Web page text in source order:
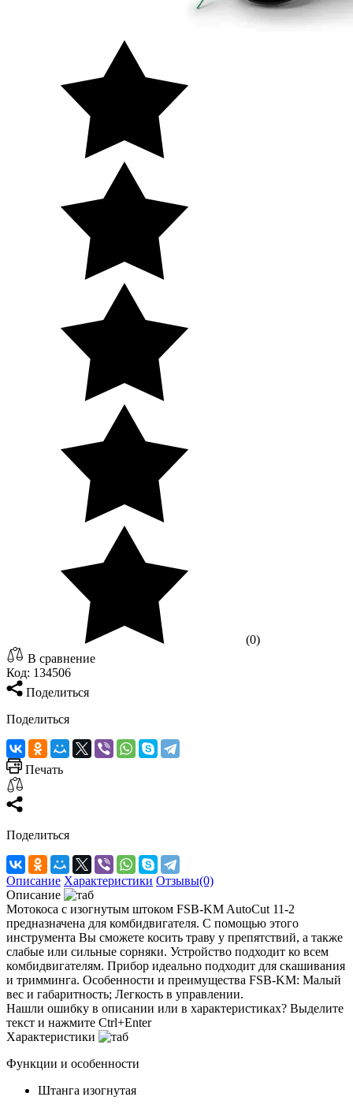
(0)
В сравнение
Код: 134506
Поделиться
Поделиться
Печать
Поделиться
Описание Характеристики Отзывы(0)
Описание
Мотокоса с изогнутым штоком FSB-KM AutoCut 11-2
предназначена для комбидвигателя. С помощью этого
инструмента Вы сможете косить траву у препятствий, а также
слабые или сильные сорняки. Устройство подходит ко всем
комбидвигателям. Прибор идеально подходит для скашивания
и тримминга. Особенности и преимущества FSB-KM: Малый
вес и габаритность; Легкость в управлении.
Нашли ошибку в описании или в характеристиках? Выделите
текст и нажмите Ctrl+Enter
Характеристики
Функции и особенности
Штанга изогнутая